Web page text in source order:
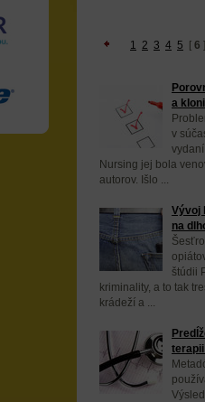
1 2 3 4 5 [ 6
a
v
Nursing jej bola
autorov. Išlo ...
Vývoj
na
štúdii
kriminality, a to tak
krádeží a ...